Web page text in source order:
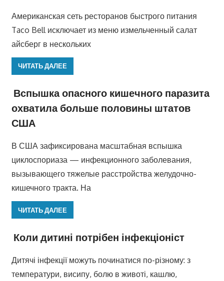
Американская сеть ресторанов быстрого питания
Taco Bell исключает из меню измельченный салат
айсберг в нескольких
ЧИТАТЬ ДАЛЕЕ
Вспышка опасного кишечного паразита
охватила больше половины штатов
США
В США зафиксирована масштабная вспышка
циклоспориаза — инфекционного заболевания,
вызывающего тяжелые расстройства желудочно-
кишечного тракта. На
ЧИТАТЬ ДАЛЕЕ
Коли дитині потрібен інфекціоніст
Дитячі інфекції можуть починатися по-різному: з
температури, висипу, болю в животі, кашлю,